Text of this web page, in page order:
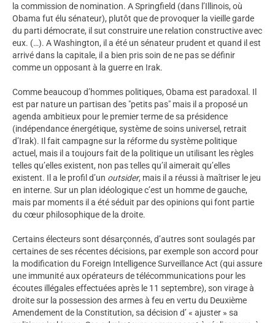
la commission de nomination. A Springfield (dans l’Illinois, où
Obama fut élu sénateur), plutôt que de provoquer la vieille garde
du parti démocrate, il sut construire une relation constructive avec
eux. (…). A Washington, il a été un sénateur prudent et quand il est
arrivé dans la capitale, il a bien pris soin de ne pas se définir
comme un opposant à la guerre en Irak.
Comme beaucoup d’hommes politiques, Obama est paradoxal. Il
est par nature un partisan des "petits pas" mais il a proposé un
agenda ambitieux pour le premier terme de sa présidence
(indépendance énergétique, système de soins universel, retrait
d’Irak). Il fait campagne sur la réforme du système politique
actuel, mais il a toujours fait de la politique un utilisant les règles
telles qu’elles existent, non pas telles qu’il aimerait qu’elles
existent. Il a le profil d’un outsider, mais il a réussi à maîtriser le jeu
en interne. Sur un plan idéologique c’est un homme de gauche,
mais par moments il a été séduit par des opinions qui font partie
du cœur philosophique de la droite.
Certains électeurs sont désarçonnés, d’autres sont soulagés par
certaines de ses récentes décisions, par exemple son accord pour
la modification du Foreign Intelligence Surveillance Act (qui assure
une immunité aux opérateurs de télécommunications pour les
écoutes illégales effectuées après le 11 septembre), son virage à
droite sur la possession des armes à feu en vertu du Deuxième
Amendement de la Constitution, sa décision d’ « ajuster » sa